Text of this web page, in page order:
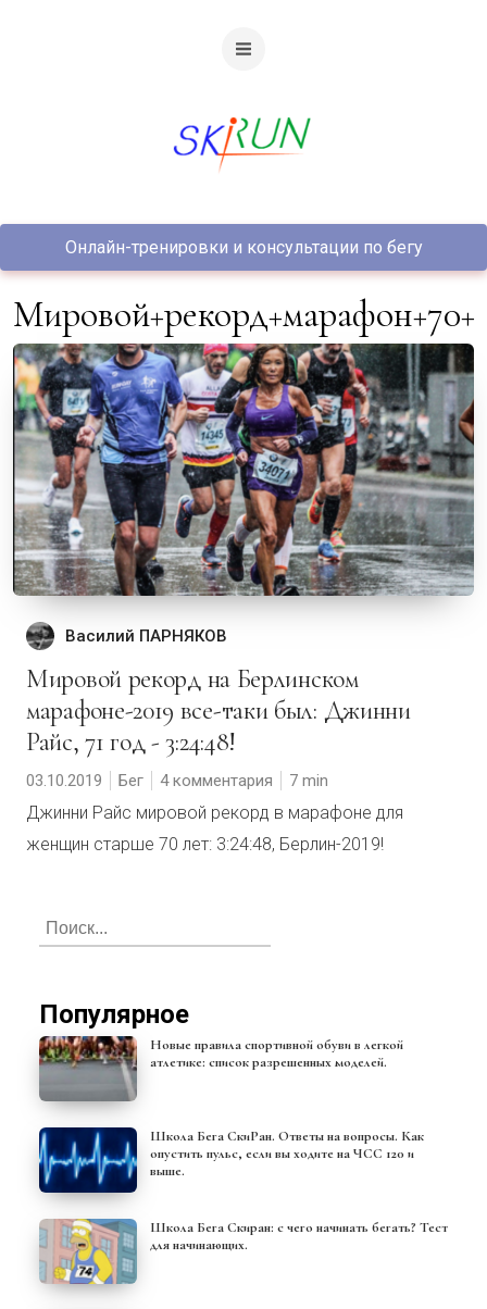
Онлайн-тренировки и консультации по бегу
мировой+рекорд+марафон+70+
Василий ПАРНЯКОВ
Мировой рекорд на Берлинском
марафоне-2019 все-таки был: Джинни
Райс, 71 год - 3:24:48!
03.10.2019 Бег 4 комментария 7
Джинни Райс мировой рекорд в марафоне для
женщин старше 70 лет: 3:24:48, Берлин-2019!
Популярное
Новые правила спортивной обуви в легкой
атлетике: список разрешенных моделей.
Школа Бега СкиРан. Ответы на вопросы. Как
опустить пульс, если вы ходите на ЧСС 120 и
выше.
Школа Бега Скиран: с чего начинать бегать? Тест
для начинающих.